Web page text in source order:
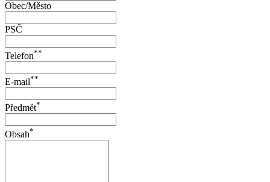
Obec/Město
PSČ
Telefon**
E-mail**
Předmět*
Obsah*